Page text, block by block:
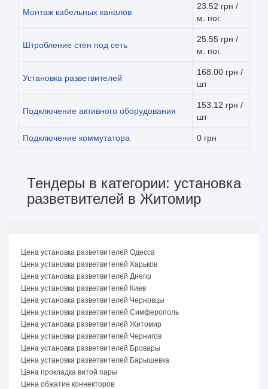
Монтаж кабельных каналов
23.52 грн /
м. пог.
Штробление стен под сеть
25.55 грн /
м. пог.
Установка разветвителей
168.00 грн /
шт
Подключение активного оборудования
153.12 грн /
шт
Подключение коммутатора 0 грн
Тендеры в категории: установка
разветвителей в Житомир
Цена установка разветвителей Одесса
Цена установка разветвителей Харьков
Цена установка разветвителей Днепр
Цена установка разветвителей Киев
Цена установка разветвителей Черновцы
Цена установка разветвителей Симферополь
Цена установка разветвителей Житомир
Цена установка разветвителей Чернигов
Цена установка разветвителей Бровары
Цена установка разветвителей Барышевка
Цена прокладка витой пары
Цена обжатие коннекторов